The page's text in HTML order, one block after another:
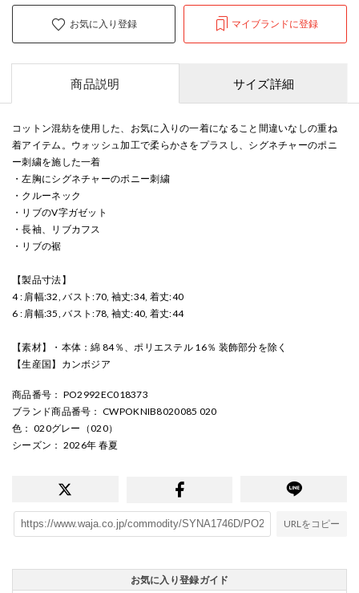
お気に入り登録 マイブランドに登録
商品説明 サイズ詳細
コットン混紡を使用した、お気に入りの一着になること間違いなしの重ね
着アイテム。ウォッシュ加工で柔らかさをプラスし、シグネチャーのポニ
ー刺繍を施した一着
・左胸にシグネチャーのポニー刺繍
・クルーネック
・リブのV字ガゼット
・長袖、リブカフス
・リブの裾
【製品寸法】
4 : 肩幅:32, バスト:70, 袖丈:34, 着丈:40
6 : 肩幅:35, バスト:78, 袖丈:40, 着丈:44
【素材】・本体：綿 84％、ポリエステル 16％ 装飾部分を除く
【生産国】カンボジア
商品番号 ： PO2992EC018373
ブランド商品番号 ： CWPOKNIB8020085 020
色 ： 020グレー（020）
シーズン ： 2026年 春夏
URLをコピー
お気に入り登録ガイド